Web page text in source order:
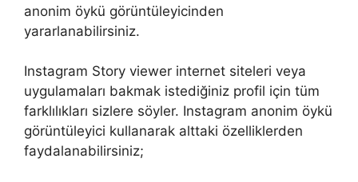
anonim öykü görüntüleyicinden
yararlanabilirsiniz.
Instagram Story viewer internet siteleri veya
uygulamaları bakmak istediğiniz profil için tüm
farklılıkları sizlere söyler. Instagram anonim öykü
görüntüleyici kullanarak alttaki özelliklerden
faydalanabilirsiniz;